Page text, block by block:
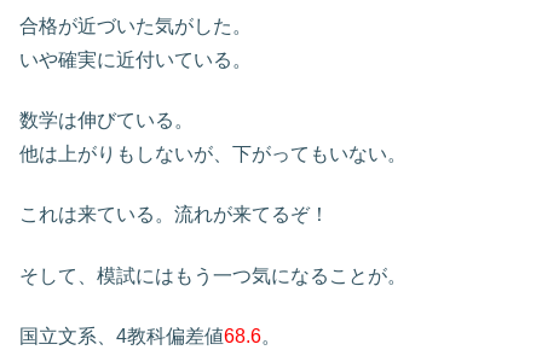
合格が近づいた気がした。
いや確実に近付いている。
数学は伸びている。
他は上がりもしないが、下がってもいない。
これは来ている。流れが来てるぞ！
そして、模試にはもう一つ気になることが。
国立文系、4教科偏差値68.6。